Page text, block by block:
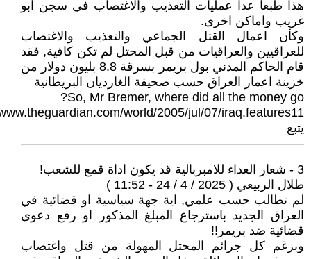
هذا طبعا عدا عمليات التعذيب والاغتصاب في سجن ابو
غريب واماكن اخرى.
وكأن اعمال القتل الجماعي والتعذيب والاغتصاب
للعراقيين والعراقيات من قبل المحتل لم تكن كافية, فقد
قام الحاكم المدني بول بريمر بسرقة 8.8 بليون دولار من
خزينة اعمار العراق حسب صحيفة الغارديان البريطانية
So, Mr Bremer, where did all the money go?
world/2005/jul/07/iraq.features11
يتبع
3 - شعار العداء للامبربالية قد يكون اداة قمع للشعب!
طلال الربيعي ( 2025 / 4 / 24 - 11:52 )
لم تطالب حسب علمي, اية جهة سياسية او قضائية في
العراق الجديد باسترجاع المبلغ المذكور او رفع دعوى
قضائية ضد بريمر!!
وبرغم كل جرائم المحتل المهولة من قتل واغتصاب